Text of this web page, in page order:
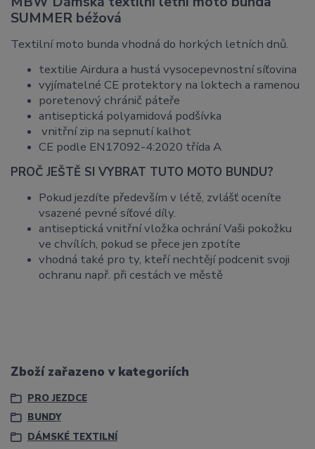
SUMMER béžová
Textilní moto bunda vhodná do horkých letních dnů.
textilie Airdura a hustá vysocepevnostní síťovina
vyjímatelné CE protektory na loktech a ramenou
poretenový chránič páteře
antiseptická polyamidová podšívka
vnitřní zip na sepnutí kalhot
CE podle EN17092-4:2020 třída A
PROČ JEŠTĚ SI VYBRAT TUTO MOTO BUNDU?
Pokud jezdíte především v létě, zvlášť oceníte
vsazené pevné síťové díly.
antiseptická vnitřní vložka ochrání Vaši pokožku
ve chvílích, pokud se přece jen zpotíte
vhodná také pro ty, kteří nechtějí podcenit svoji
ochranu např. při cestách ve městě
Zboží zařazeno v kategoriích
PRO JEZDCE
BUNDY
DÁMSKÉ TEXTILNÍ